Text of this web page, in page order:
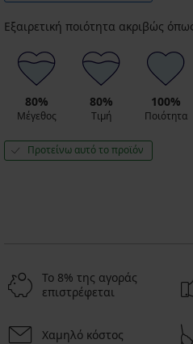
Εξαιρετική ποιότητα ακριβώς
80%
Μέγεθος
80%
Τιμή
100%
Ποιότητα
Προτείνω αυτό το προϊόν
Το 8% της αγοράς
επιστρέφεται
Χαμηλό κόστος